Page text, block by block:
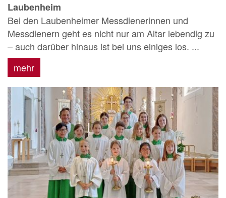
Laubenheim
Bei den Laubenheimer Messdienerinnen und
Messdienern geht es nicht nur am Altar lebendig zu
– auch darüber hinaus ist bei uns einiges los. ...
mehr